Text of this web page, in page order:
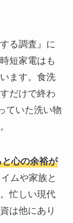
る調査』に
短家電はも
ます。食洗
だけで終わ
ていた洗い物
心の余裕が
ムや家族と
忙しい現代
は他にあり